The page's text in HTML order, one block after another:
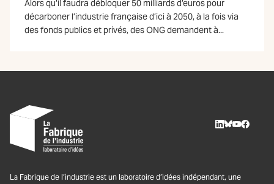
Alors qu’il faudra débloquer 50 milliards d’euros pour
décarboner l’industrie française d’ici à 2050, à la fois via
des fonds publics et privés, des ONG demandent à...
La Fabrique de l’industrie est un laboratoire d’idées indépendant, une